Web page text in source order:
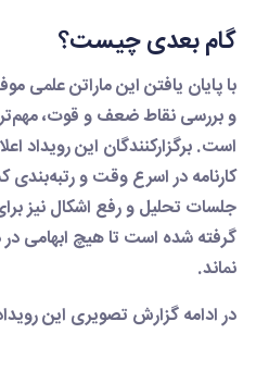
گام بعدی چیست؟
با پایان یافتن این ماراتن علمی
و بررسی نقاط ضعف و قوت، مهم‌ترین
است. برگزارکنندگان این رویداد اعلام
کارنامه در اسرع وقت و رتبه‌بندی
جلسات تحلیل و رفع اشکال نیز برای
گرفته شده است تا هیچ ابهامی در
نماند.
در ادامه گزارش تصویری این رویداد را